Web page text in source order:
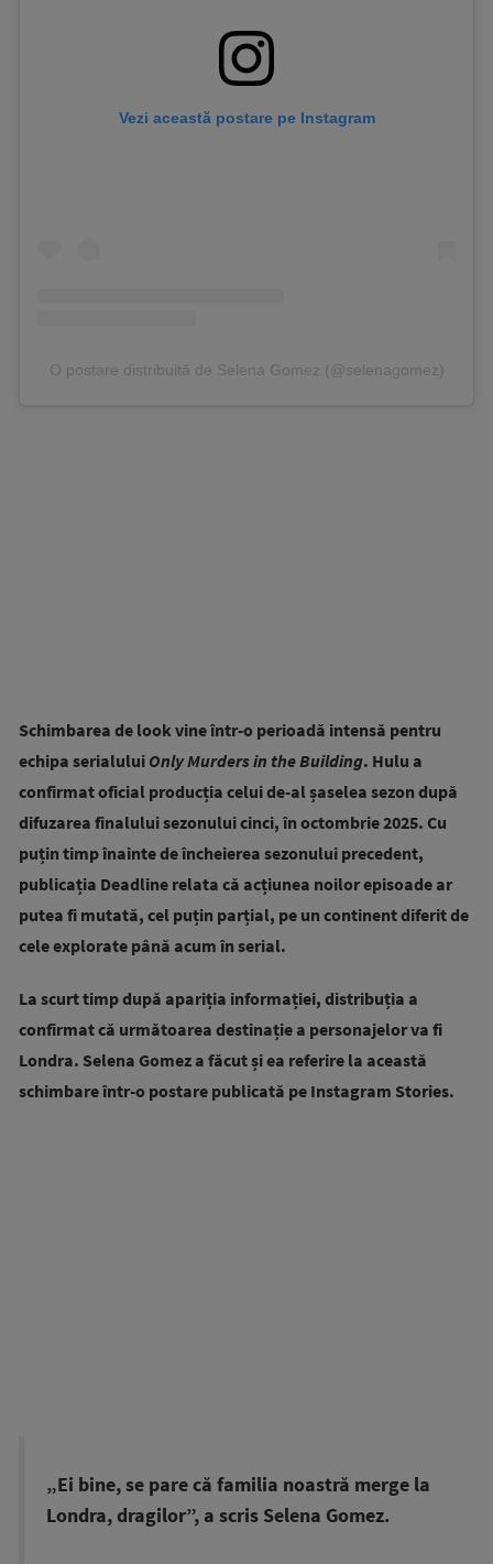
Vezi această postare pe Instagram
O postare distribuită de Selena Gomez (@selenagomez)
Schimbarea de look vine într-o perioadă intensă pentru
echipa serialului Only Murders in the Building. Hulu a
confirmat oficial producția celui de-al șaselea sezon după
difuzarea finalului sezonului cinci, în octombrie 2025. Cu
puțin timp înainte de încheierea sezonului precedent,
publicația Deadline relata că acțiunea noilor episoade ar
putea fi mutată, cel puțin parțial, pe un continent diferit de
cele explorate până acum în serial.
La scurt timp după apariția informației, distribuția a
confirmat că următoarea destinație a personajelor va fi
Londra. Selena Gomez a făcut și ea referire la această
schimbare într-o postare publicată pe Instagram Stories.
„Ei bine, se pare că familia noastră merge la
Londra, dragilor”, a scris Selena Gomez.